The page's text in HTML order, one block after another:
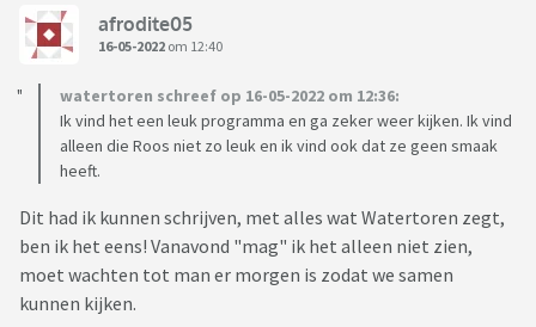
afrodite05
16-05-2022 om 12:40
watertoren schreef op 16-05-2022 om 12:36:
Ik vind het een leuk programma en ga zeker weer kijken. Ik vind
alleen die Roos niet zo leuk en ik vind ook dat ze geen smaak
heeft.
Dit had ik kunnen schrijven, met alles wat Watertoren zegt,
ben ik het eens! Vanavond "mag" ik het alleen niet zien,
moet wachten tot man er morgen is zodat we samen
kunnen kijken.